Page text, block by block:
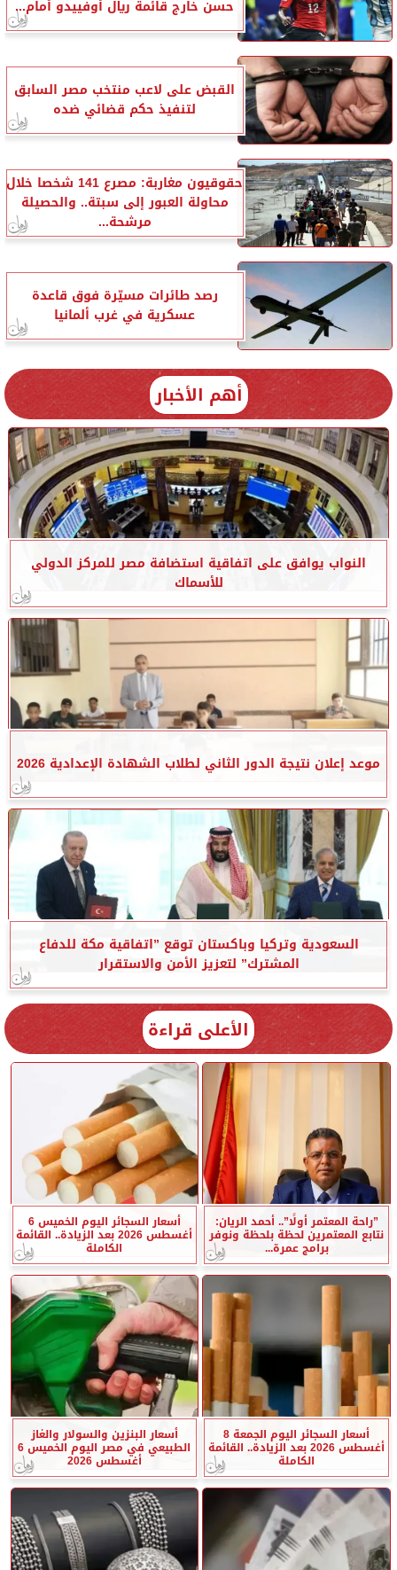
حسن خارج قائمة ريال أوفييدو أمام...
القبض على لاعب منتخب مصر السابق
لتنفيذ حكم قضائي ضده
حقوقيون مغاربة: مصرع 141 شخصا خلال
محاولة العبور إلى سبتة.. والحصيلة
مرشحة...
رصد طائرات مسيّرة فوق قاعدة
عسكرية في غرب ألمانيا
أهم الأخبار
النواب يوافق على اتفاقية استضافة مصر للمركز الدولي
للأسماك
موعد إعلان نتيجة الدور الثاني لطلاب الشهادة الإعدادية 2026
السعودية وتركيا وباكستان توقع ”اتفاقية مكة للدفاع
المشترك” لتعزيز الأمن والاستقرار
الأعلى قراءة
”راحة المعتمر أولًا”.. أحمد الريان:
نتابع المعتمرين لحظة بلحظة ونوفر
برامج عمرة...
أسعار السجائر اليوم الخميس 6
أغسطس 2026 بعد الزيادة.. القائمة
الكاملة
أسعار السجائر اليوم الجمعة 8
أغسطس 2026 بعد الزيادة.. القائمة
الكاملة
أسعار البنزين والسولار والغاز
الطبيعي في مصر اليوم الخميس 6
أغسطس 2026